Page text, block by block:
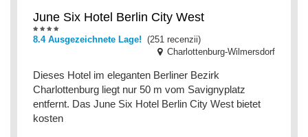
June Six Hotel Berlin City West
8.4 Ausgezeichnete Lage! (251 recenzii)
Charlottenburg-Wilmersdorf
Dieses Hotel im eleganten Berliner Bezirk
Charlottenburg liegt nur 50 m vom Savignyplatz
entfernt. Das June Six Hotel Berlin City West bietet
kosten